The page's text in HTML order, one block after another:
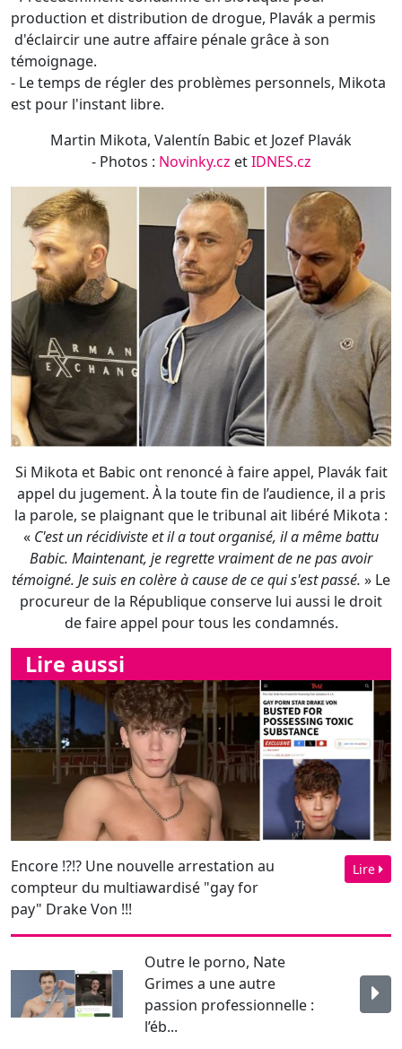
Martin Mikota, Valentín Babic et Jozef Plavák
- Photos :Novinky.czet IDNES.cz
Si Mikota et Babic ont renoncé à faire appel, Plavák fait
appel du jugement. À la toute fin de l’audience, il a pris
la parole, se plaignant que le tribunal ait libéré Mikota :
«C'est un récidiviste et il a tout organisé, il a même battu
Babic. Maintenant, je regrette vraiment de ne pas avoir
témoigné. Je suis en colère à cause de ce qui s'est passé. » Le
procureur de la République conserve lui aussi le droit
de faire appel pour tous les condamnés.
Lire aussi
Encore !?!? Une nouvelle arrestation au
compteur du multiawardisé "gay for
pay" Drake Von !!!
Lire
Outre le porno, Nate
Grimes a une autre
passion professionnelle :
Décès le 30 juin dernier
d’Andréa HighX. "Chef-
d’œuvre de minet", il é...